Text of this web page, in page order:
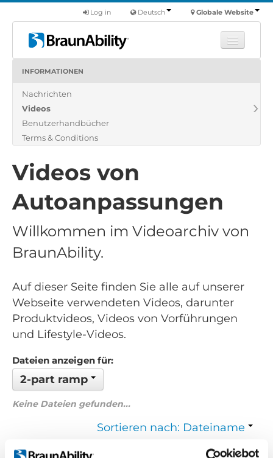
Globale Website
Deutsch
Log in
Produkte
Über uns
Finde einen Händler
INFORMATIONEN
Nachrichten
Videos
Benutzerhandbücher
Terms & Conditions
Videos von
Autoanpassungen
Willkommen im Videoarchiv von
BraunAbility.
Auf dieser Seite finden Sie alle auf unserer
Webseite verwendeten Videos, darunter
Produktvideos, Videos von Vorführungen
und Lifestyle-Videos.
Dateien anzeigen für:
2-part ramp
Keine Dateien gefunden...
Sortieren nach: Dateiname